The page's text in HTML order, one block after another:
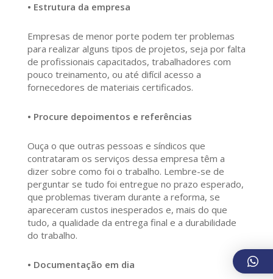
• Estrutura da empresa
Empresas de menor porte podem ter problemas
para realizar alguns tipos de projetos, seja por falta
de profissionais capacitados, trabalhadores com
pouco treinamento, ou até difícil acesso a
fornecedores de materiais certificados.
• Procure depoimentos e referências
Ouça o que outras pessoas e síndicos que
contrataram os serviços dessa empresa têm a
dizer sobre como foi o trabalho. Lembre-se de
perguntar se tudo foi entregue no prazo esperado,
que problemas tiveram durante a reforma, se
apareceram custos inesperados e, mais do que
tudo, a qualidade da entrega final e a durabilidade
do trabalho.
• Documentação em dia